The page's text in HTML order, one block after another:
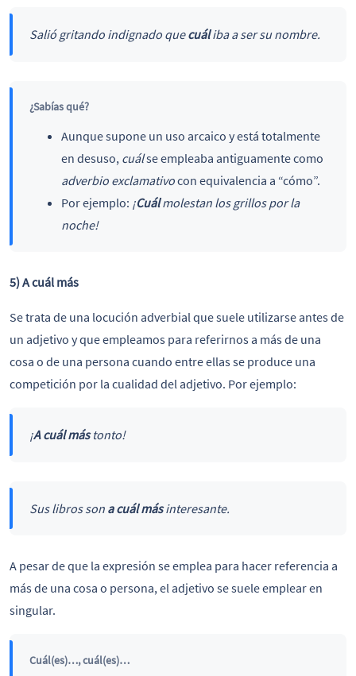
Salió gritando indignado quecuáliba a ser su nombre.
¿Sabías qué?
Aunque supone un uso arcaico y está totalmente
en desuso, cuálse empleaba antiguamente como
adverbio exclamativocon equivalencia a “cómo”.
Por ejemplo: ¡Cuálmolestan los grillos por la
noche!
5) A cuál más
Se trata de una locución adverbial que suele utilizarse antes de
un adjetivo y que empleamos para referirnos a más de una
cosa o de una persona cuando entre ellas se produce una
competición por la cualidad del adjetivo. Por ejemplo:
¡A cuál mástonto!
Sus libros son a cuál másinteresante.
A pesar de que la expresión se emplea para hacer referencia a
más de una cosa o persona, el adjetivo se suele emplear en
singular.
Cuál(es)…, cuál(es)…